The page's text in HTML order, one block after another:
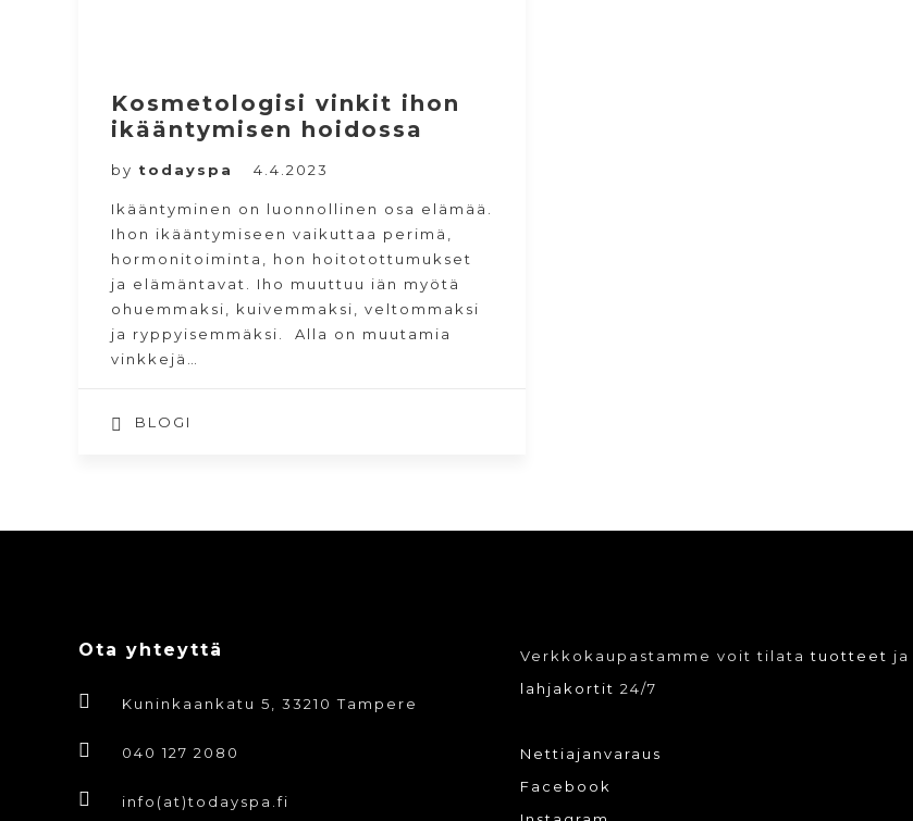
Kosmetologisi vinkit ihon
ikääntymisen hoidossa
by todayspa 4.4.2023
Ikääntyminen on luonnollinen osa elämää.
Ihon ikääntymiseen vaikuttaa perimä,
hormonitoiminta, hon hoitotottumukset
ja elämäntavat. Iho muuttuu iän myötä
ohuemmaksi, kuivemmaksi, veltommaksi
ja ryppyisemmäksi. Alla on muutamia
vinkkejä…
BLOGI
Ota yhteyttä
Kuninkaankatu 5, 33210 Tampere
040 127 2080
info(at)todayspa.fi
Verkkokaupastamme voit tilatatuotteet ja
lahjakortit 24/7
Nettiajanvaraus
Facebook